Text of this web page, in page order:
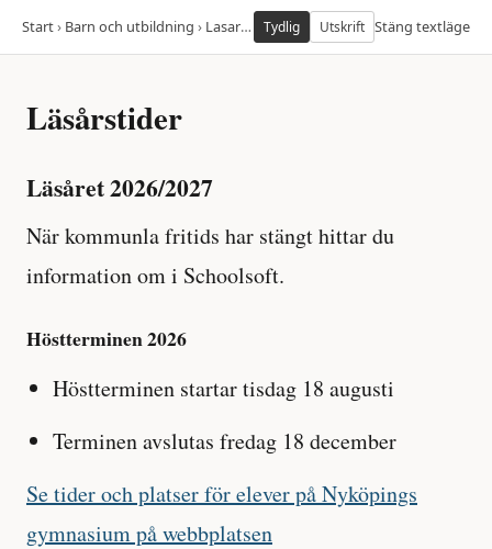
Start› Barn och utbildning › Lasarstider2 Tydlig Utskrift Stäng textläge
Läsårstider
Läsåret 2026/2027
När kommunla fritids har stängt hittar du
information om i Schoolsoft.
Höstterminen 2026
Höstterminen startar tisdag 18 augusti
Terminen avslutas fredag 18 december
Se tider och platser för elever på Nyköpings
gymnasium på webbplatsen